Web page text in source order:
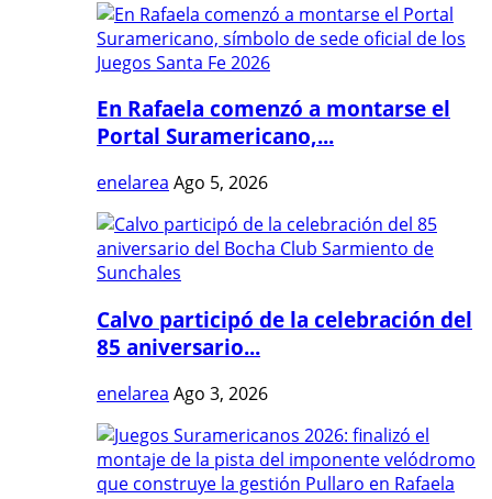
En Rafaela comenzó a montarse el
Portal Suramericano,...
enelarea Ago 5, 2026
Calvo participó de la celebración del
85 aniversario...
enelarea Ago 3, 2026